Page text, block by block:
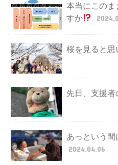
本当にこのま
すか
桜を見ると思
先日、支援者
あっという
2024.04.06